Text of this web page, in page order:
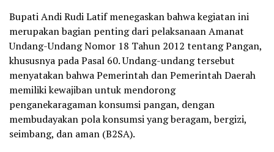
Bupati Andi Rudi Latif menegaskan bahwa kegiatan ini
merupakan bagian penting dari pelaksanaan Amanat
Undang-Undang Nomor 18 Tahun 2012 tentang Pangan,
khususnya pada Pasal 60. Undang-undang tersebut
menyatakan bahwa Pemerintah dan Pemerintah Daerah
memiliki kewajiban untuk mendorong
penganekaragaman konsumsi pangan, dengan
membudayakan pola konsumsi yang beragam, bergizi,
seimbang, dan aman (B2SA).